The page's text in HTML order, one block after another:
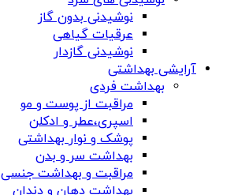
نوشیدنی بدون گاز
عرقیات گیاهی
نوشیدنی گازدار
آرایشی بهداشتی
بهداشت فردی
مراقبت از پوست و مو
اسپری،عطر و ادکلن
پوشک و نوار بهداشتی
بهداشت سر و بدن
مراقبت و بهداشت جنسی
بهداشت دهان و دندان